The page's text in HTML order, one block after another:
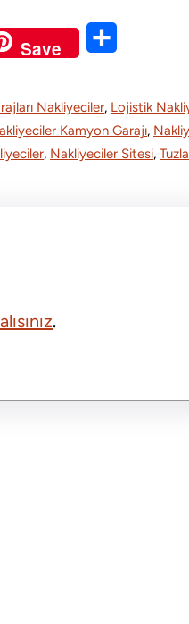
Save
r
e
Nakliyeciler, Lojistik
Kamyon Garajı,
, Nakliyeciler Sitesi,
.